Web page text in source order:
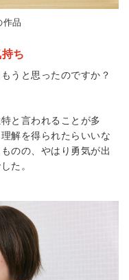
作品
ち
うと思ったのですか？
と言われることが多
解を得られたらいいな
のの、やはり勇気が出
た。